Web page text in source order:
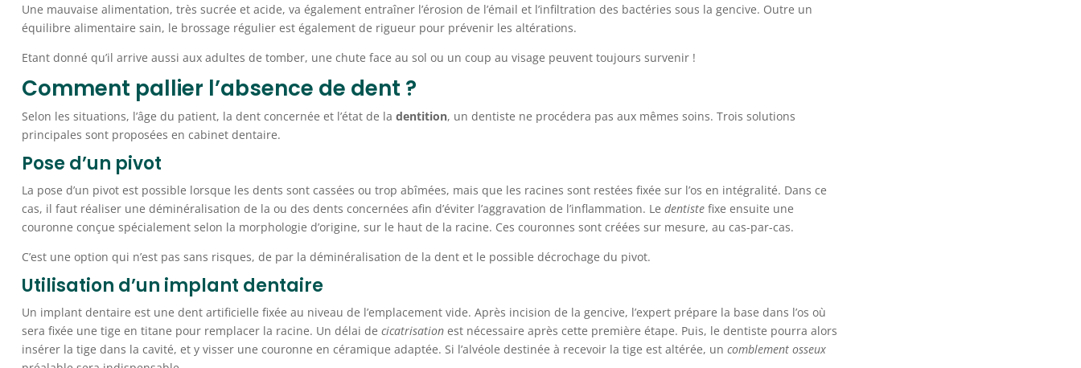
Une mauvaise alimentation, très sucrée et acide, va également entraîner l’érosion de l’émail et l’infiltration des bactéries sous la gencive. Outre un
équilibre alimentaire sain, le brossage régulier est également de rigueur pour prévenir les altérations.
Etant donné qu’il arrive aussi aux adultes de tomber, une chute face au sol ou un coup au visage peuvent toujours survenir !
Comment pallier l’absence de dent ?
Selon les situations, l’âge du patient, la dent concernée et l’état de la dentition, un dentiste ne procédera pas aux mêmes soins. Trois solutions
principales sont proposées en cabinet dentaire.
Pose d’un pivot
La pose d’un pivot est possible lorsque les dents sont cassées ou trop abîmées, mais que les racines sont restées fixée sur l’os en intégralité. Dans ce
cas, il faut réaliser une déminéralisation de la ou des dents concernées afin d’éviter l’aggravation de l’inflammation. Le dentistefixe ensuite une
couronne conçue spécialement selon la morphologie d’origine, sur le haut de la racine. Ces couronnes sont créées sur mesure, au cas-par-cas.
C’est une option qui n’est pas sans risques, de par la déminéralisation de la dent et le possible décrochage du pivot.
Utilisation d’un implant dentaire
Un implant dentaire est une dent artificielle fixée au niveau de l’emplacement vide. Après incision de la gencive, l’expert prépare la base dans l’os où
sera fixée une tige en titane pour remplacer la racine. Un délai de cicatrisationest nécessaire après cette première étape. Puis, le dentiste pourra alors
insérer la tige dans la cavité, et y visser une couronne en céramique adaptée. Si l’alvéole destinée à recevoir la tige est altérée, un comblement osseux